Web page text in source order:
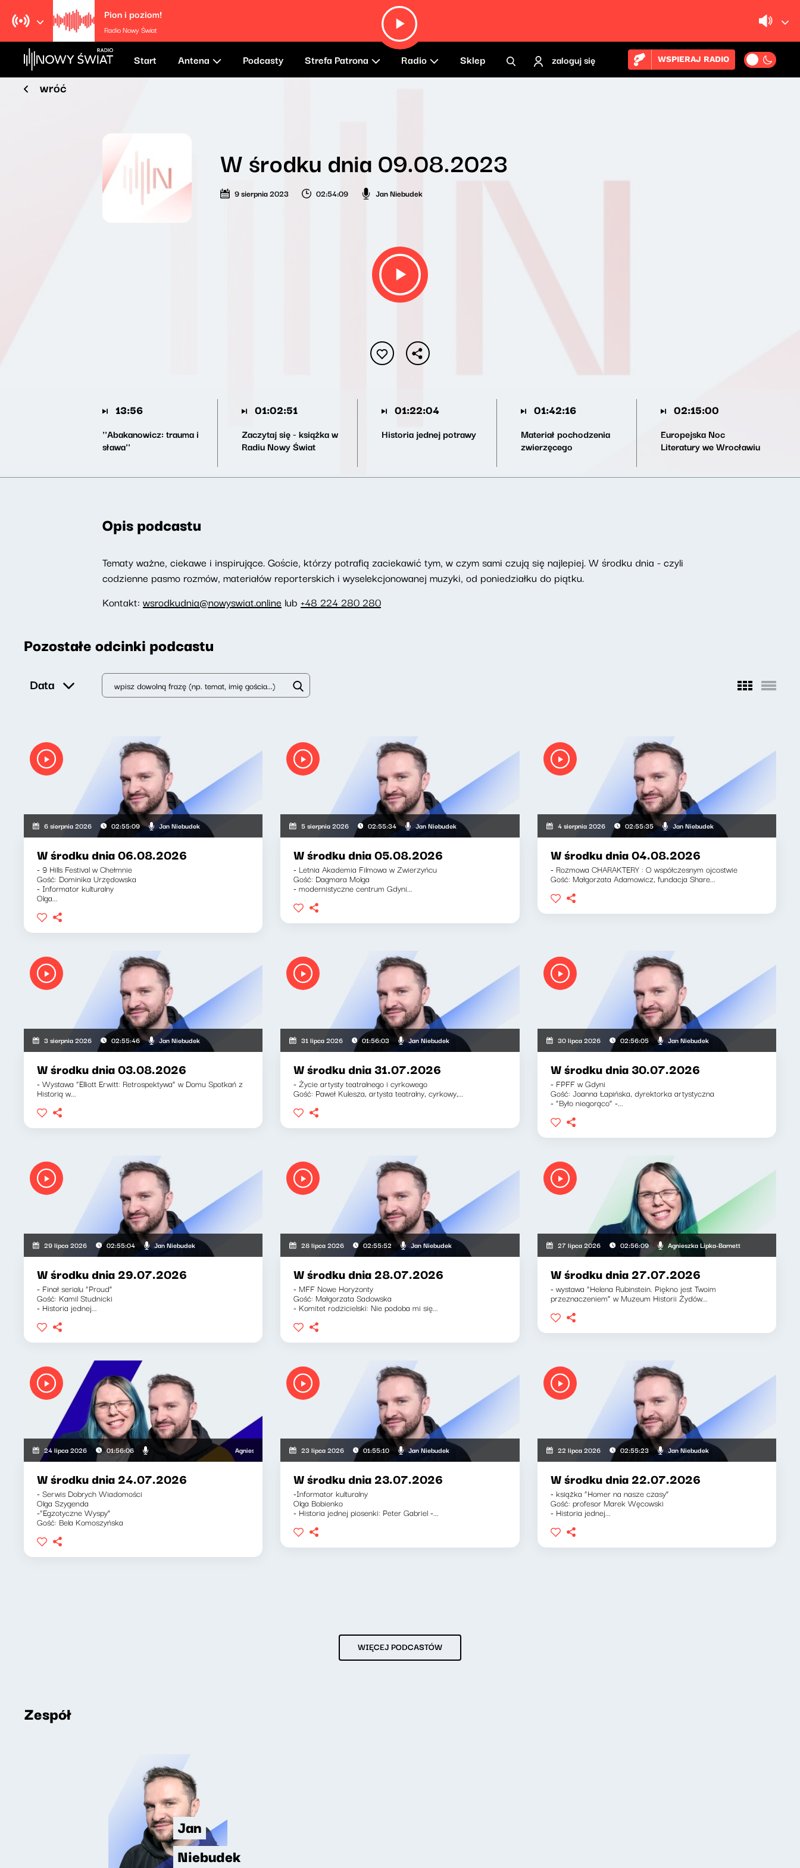
Pion i poziom!
Radio Nowy Świat
Start Antena Podcasty Strefa Patrona Radio Sklep zaloguj się WSPIERAJ RADIO
wróć
W środku dnia 09.08.2023
9 sierpnia 2023 02:54:09 Jan Niebudek
13:56
''Abakanowicz: trauma i
sława''
01:02:51
Zaczytaj się - książka w
Radiu Nowy Świat
01:22:04
Historia jednej potrawy
01:42:16
Materiał pochodzenia
zwierzęcego
02:15:00
Europejska Noc
Literatury we Wrocławiu
Opis podcastu
Tematy ważne, ciekawe i inspirujące. Goście, którzy potrafią zaciekawić tym, w czym sami czują się najlepiej. W środku dnia - czyli
codzienne pasmo rozmów, materiałów reporterskich i wyselekcjonowanej muzyki, od poniedziałku do piątku.
Kontakt: wsrodkudnia@nowyswiat.online lub +48 224 280 280
Pozostałe odcinki podcastu
Data
6 sierpnia 2026 02:55:09 Jan Niebudek
W środku dnia 06.08.2026
- 9 Hills Festival w Chełmnie
Gość: Dominika Urzędowska
- Informator kulturalny
Olga...
5 sierpnia 2026 02:55:34 Jan Niebudek
W środku dnia 05.08.2026
- Letnia Akademia Filmowa w Zwierzyńcu
Gość: Dagmara Molga
- modernistyczne centrum Gdyni...
4 sierpnia 2026 02:55:35 Jan Niebudek
W środku dnia 04.08.2026
- Rozmowa CHARAKTERY : O współczesnym ojcostwie
Gość: Małgorzata Adamowicz, fundacja Share...
3 sierpnia 2026 02:55:46 Jan Niebudek
W środku dnia 03.08.2026
- Wystawa “Elliott Erwitt: Retrospektywa” w Domu Spotkań z
Historią w...
31 lipca 2026 01:56:03 Jan Niebudek
W środku dnia 31.07.2026
- Życie artysty teatralnego i cyrkowego
Gość: Paweł Kulesza, artysta teatralny, cyrkowy,...
30 lipca 2026 02:56:05 Jan Niebudek
W środku dnia 30.07.2026
- FPFF w Gdyni
Gość: Joanna Łapińska, dyrektorka artystyczna
- “Było niegorąco” -...
29 lipca 2026 02:55:04 Jan Niebudek
W środku dnia 29.07.2026
- Finał serialu “Proud”
Gość: Kamil Studnicki
- Historia jednej...
28 lipca 2026 02:55:52 Jan Niebudek
W środku dnia 28.07.2026
- MFF Nowe Horyzonty
Gość: Małgorzata Sadowska
- Komitet rodzicielski: Nie podoba mi się...
27 lipca 2026 02:56:09 Agnieszka Lipka-Barnett
W środku dnia 27.07.2026
- wystawa “Helena Rubinstein. Piękno jest Twoim
przeznaczeniem” w Muzeum Historii Żydów...
24 lipca 2026 01:56:06 Agnieszka Lipka-Barnett, Jan Niebudek
W środku dnia 24.07.2026
- Serwis Dobrych Wiadomości
Olga Szygenda
-“Egzotyczne Wyspy”
Gość: Bela Komoszyńska
23 lipca 2026 01:55:10 Jan Niebudek
W środku dnia 23.07.2026
-Informator kulturalny
Olga Bobienko
- Historia jednej piosenki: Peter Gabriel -...
22 lipca 2026 02:55:23 Jan Niebudek
W środku dnia 22.07.2026
- książka “Homer na nasze czasy”
Gość: profesor Marek Węcowski
- Historia jednej...
WIĘCEJ PODCASTÓW
Zespół
Jan
Niebudek